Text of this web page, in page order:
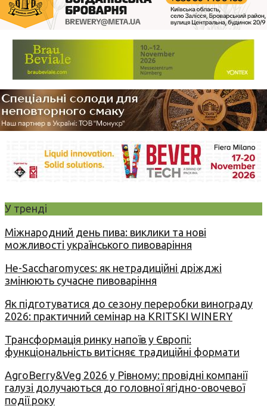
У тренді
Міжнародний день пива: виклики та нові
можливості українського пивоваріння
Не-Saccharomyces: як нетрадиційні дріжджі
змінюють сучасне пивоваріння
Як підготуватися до сезону переробки винограду
2026: практичний семінар на KRITSKI WINERY
Трансформація ринку напоїв у Європі:
функціональність витісняє традиційні формати
AgroBerry&Veg 2026 у Рівному: провідні компанії
галузі долучаються до головної ягідно-овочевої
події року